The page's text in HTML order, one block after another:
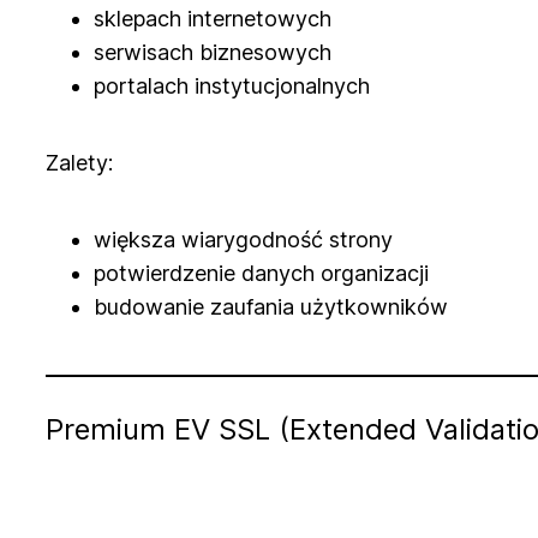
sklepach internetowych
serwisach biznesowych
portalach instytucjonalnych
Zalety:
większa wiarygodność strony
potwierdzenie danych organizacji
budowanie zaufania użytkowników
Premium EV SSL (Extended